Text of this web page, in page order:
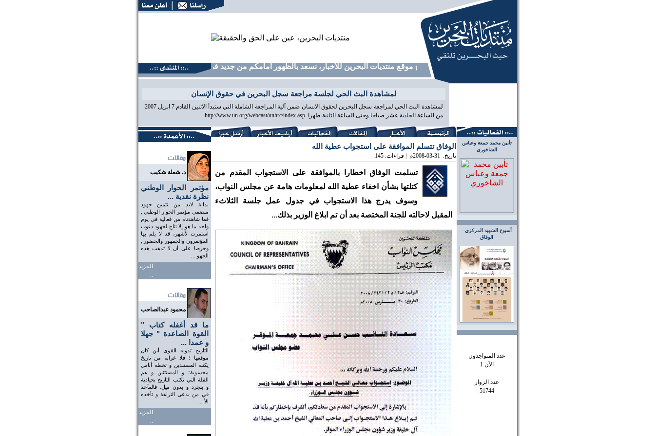
نبارك لكم افتتاح موقع منتديات البحرين للأخبار، نسعد بالظهور أمامكم من جديد في صفحتنا الأخبارية
لمشاهدة البث الحي لجلسة مراجعة سجل البحرين في حقوق الإنسان
لمشاهدة البث الحي لمراجعة سجل البحرين لحقوق الانسان ضمن آلية المراجعة الشاملة التي ستبدأ الاثنين القادم 7 ابريل 2007
من الساعة الحادية عشر صباحا وحتى الساعة الثانية ظهرا. http://www.un.org/webcast/unhrc/index.asp ...
تأبين محمد جمعة وعباس
الشاخوري
أسبوع الشهيد المركزي -
الوفاق
عدد المتواجدون
الآن 1
عدد الزوار
51744
د. شعلة شكيب
مؤتمر الحوار الوطني
نظرة نقدية ...
بداية لابد من تثمين جهود
منضمي مؤتمر الحوار الوطني ,
فما شاهدناه من فعالية في يوم
واحد ما هو إلا نتاج لجهود دءوب
استمرت لأشهر، قد لا يلم بها
المؤتمرون والجمهور والحضور ,
وحرصا على أن لا تذهب هذه
الجهو ...
المزيد
..
محمود عبدالصاحب
ما قد أغفله كتاب "
القوة الصاعدة " جهلا
و عمدا ...
التاريخ تدونه القوى أين كان
موقعها ؛ فلا غرابة من تاريخ
يكتبه المستبدين و تخطه أنامل
محسوبة؛ و المستثنين و هم
القلة التي تكتب التاريخ بحيادية
و بتجرد و بدون ميل. فالمآخذ
في من يدعى النزاهة و تأخذه
الأ ...
المزيد
..
الوفاق تتسلم الموافقة على استجواب عطية الله
تاريخ: 2008-03-31م | قراءات: 145
تسلمت الوفاق اخطارا بالموافقة على الاستجواب المقدم من
كتلتها بشأن اخفاء عطية الله لمعلومات هامة عن مجلس النواب،
وسوف يدرج هذا الاستجواب في جدول عمل جلسة الثلاثء
المقبل لاحالته للجنة المختصة بعد أن تم ابلاغ الوزير بذلك...